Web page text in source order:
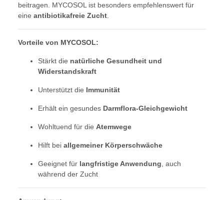
beitragen. MYCOSOL ist besonders empfehlenswert für
eine antibiotikafreie Zucht
Vorteile von MYCOSOL:
Stärkt die natürliche Gesundheit und
Widerstandskraft
Unterstützt die Immunität
Erhält ein gesundes Darmflora-Gleichgewicht
Wohltuend für die Atemwege
Hilft bei allgemeiner Körperschwäche
Geeignet für langfristige Anwendung , auch
während der Zucht